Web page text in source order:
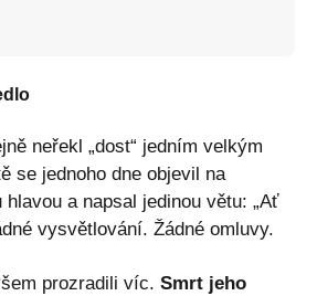
neřekl „dost“ jedním velkým
se jednoho dne objevil na
a napsal jedinou větu: „Ať
vysvětlování. Žádné omluvy.
prozradili víc. Smrt jeho